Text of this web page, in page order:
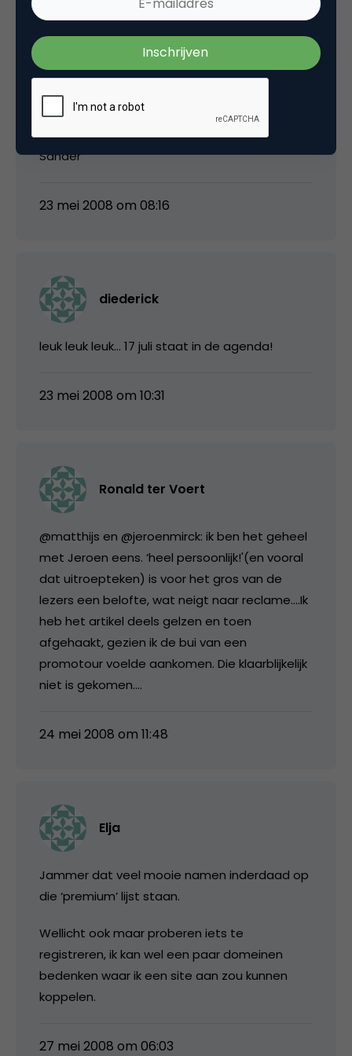
SanderScholten
Voor de volledigheid: ik heb zelf geen .me
domeinen geregistreerd 😉
Sander
23 mei 2008 om 08:16
diederick
leuk leuk leuk… 17 juli staat in de agenda!
23 mei 2008 om 10:31
Ronald ter Voert
@matthijs en @jeroenmirck: ik ben het geheel
met Jeroen eens. ‘heel persoonlijk!'(en vooral
dat uitroepteken) is voor het gros van de
lezers een belofte, wat neigt naar reclame….Ik
heb het artikel deels gelzen en toen
afgehaakt, gezien ik de bui van een
promotour voelde aankomen. Die klaarblijkelijk
niet is gekomen….
24 mei 2008 om 11:48
Elja
Jammer dat veel mooie namen inderdaad op
die ‘premium’ lijst staan.
Wellicht ook maar proberen iets te
registreren, ik kan wel een paar domeinen
bedenken waar ik een site aan zou kunnen
koppelen.
27 mei 2008 om 06:03